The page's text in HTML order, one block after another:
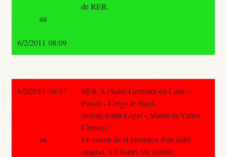
de RER.
au
6/2/2011 08:09
6/2/2011 08:17
RER A (Saint-Germain-en-Laye -
Poissy - Cergy le Haut-
Boissy-Saint-Leger - Marne-la-Vallee
Chessy) :
En raison de la presence d'un colis
suspect `a Charles De Gaulle
au